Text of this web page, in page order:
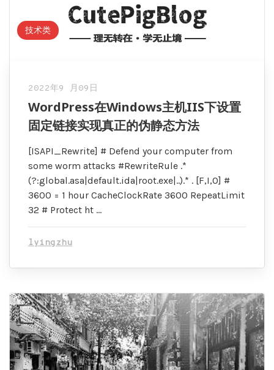
技术类
2022年9 月09日
WordPress在Windows主机IIS下设置
固定链接实现真正的伪静态方法
[ISAPI_Rewrite] # Defend your computer from
some worm attacks #RewriteRule .*
(?:global.asa|default.ida|root.exe|..).* . [F,I,O] #
3600 = 1 hour CacheClockRate 3600 RepeatLimit
32 # Protect ht …
lyingzhu